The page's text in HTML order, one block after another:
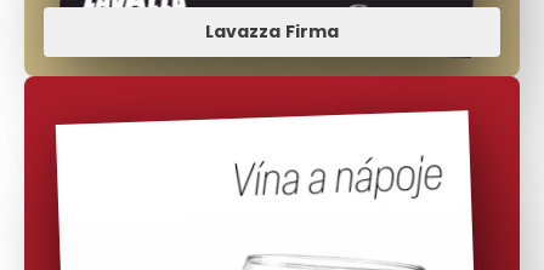
Lavazza Firma